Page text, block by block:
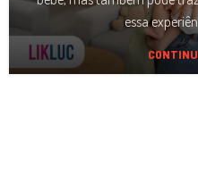
essa